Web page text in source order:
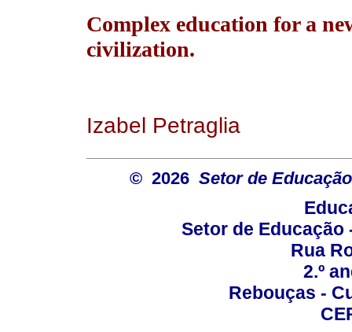
Complex education for a
civilization.
Izabel Petraglia
© 2026 Setor de
Setor de Educação
Rua
2.º
Rebouças -